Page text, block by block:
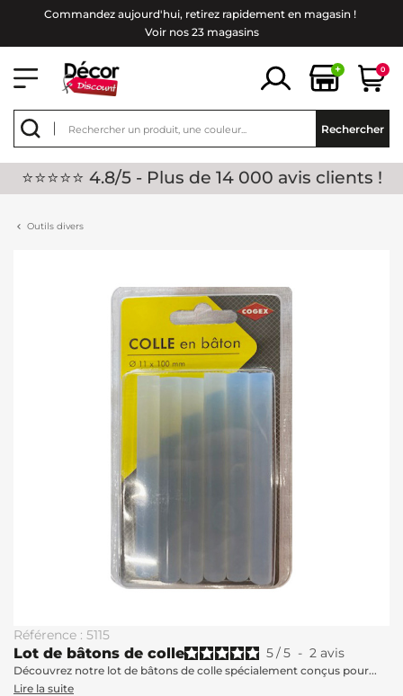
Commandez aujourd'hui, retirez rapidement en magasin !
Voir nos 23 magasins
+ 0
Rechercher
⭐⭐⭐⭐⭐ 4.8/5 - Plus de 14 000 avis clients !
Outils divers
Référence : 5115
Lot de bâtons de colle 5/5 - 2 avis
Découvrez notre lot de bâtons de colle spécialement conçus pour...
Lire la suite